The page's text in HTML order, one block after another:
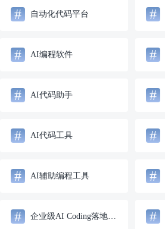
# 自动化代码平台 #
# AI编程软件 #
# AI代码助手 #
# AI代码工具 #
# AI辅助编程工具 #
# 企业级AI Coding落地方案 #